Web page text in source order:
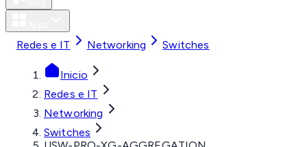
Redes e IT Networking Switches
Inicio
Redes e IT
Networking
Switches